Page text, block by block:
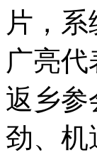
片，
广亮
返乡参
劲、机